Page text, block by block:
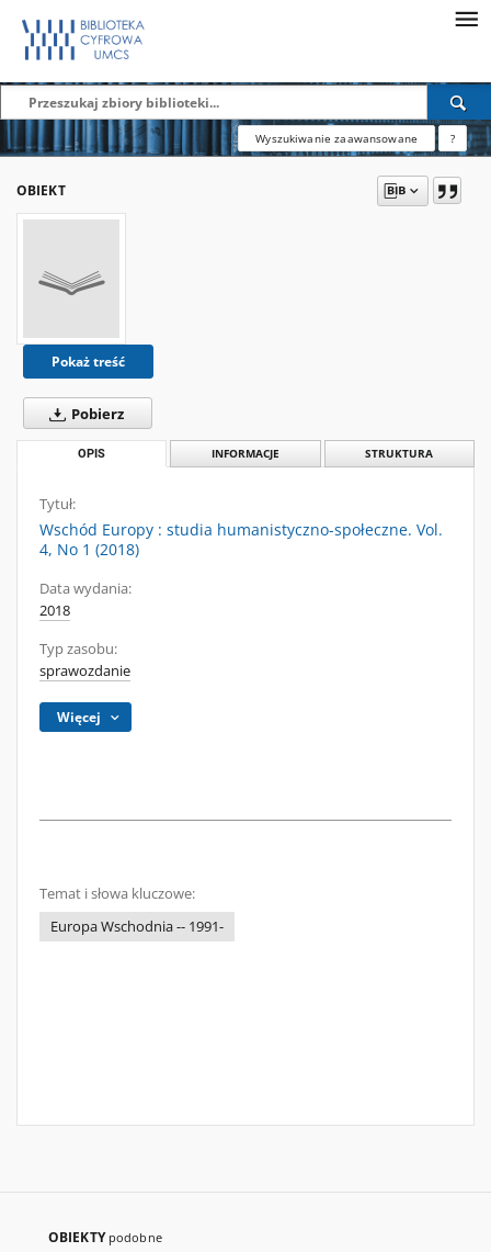
Wyszukiwanie zaawansowane ?
OBIEKT
Pokaż treść
Pobierz
OPIS INFORMACJE STRUKTURA
Tytuł:
Wschód Europy : studia humanistyczno-społeczne. Vol.
4, No 1 (2018)
Data wydania:
2018
Typ zasobu:
sprawozdanie
Więcej
Temat i słowa kluczowe:
Europa Wschodnia -- 1991-
OBIEKTY podobne